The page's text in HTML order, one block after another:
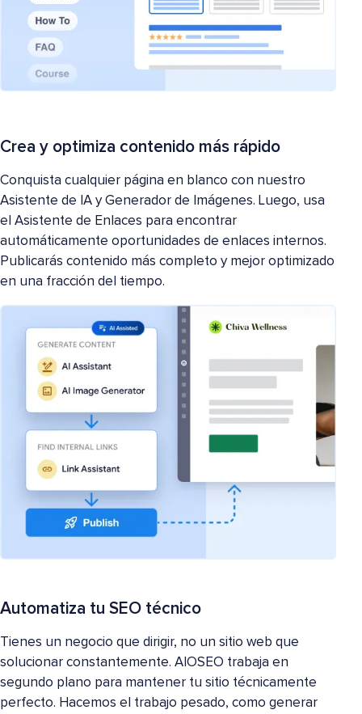
Crea y optimiza contenido más rápido
Conquista cualquier página en blanco con nuestro
Asistente de IA y Generador de Imágenes. Luego, usa
el Asistente de Enlaces para encontrar
automáticamente oportunidades de enlaces internos.
Publicarás contenido más completo y mejor optimizado
en una fracción del tiempo.
Automatiza tu SEO técnico
Tienes un negocio que dirigir, no un sitio web que
solucionar constantemente. AIOSEO trabaja en
segundo plano para mantener tu sitio técnicamente
perfecto. Hacemos el trabajo pesado, como generar